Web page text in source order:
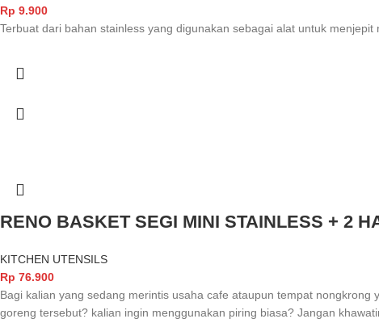
Rp 9.900
Terbuat dari bahan stainless yang digunakan sebagai alat untuk
RENO BASKET SEGI MINI STAINLESS + 2
KITCHEN UTENSILS
Rp 76.900
Bagi kalian yang sedang merintis usaha cafe ataupun tempat
goreng tersebut? kalian ingin menggunakan piring biasa? Jangan